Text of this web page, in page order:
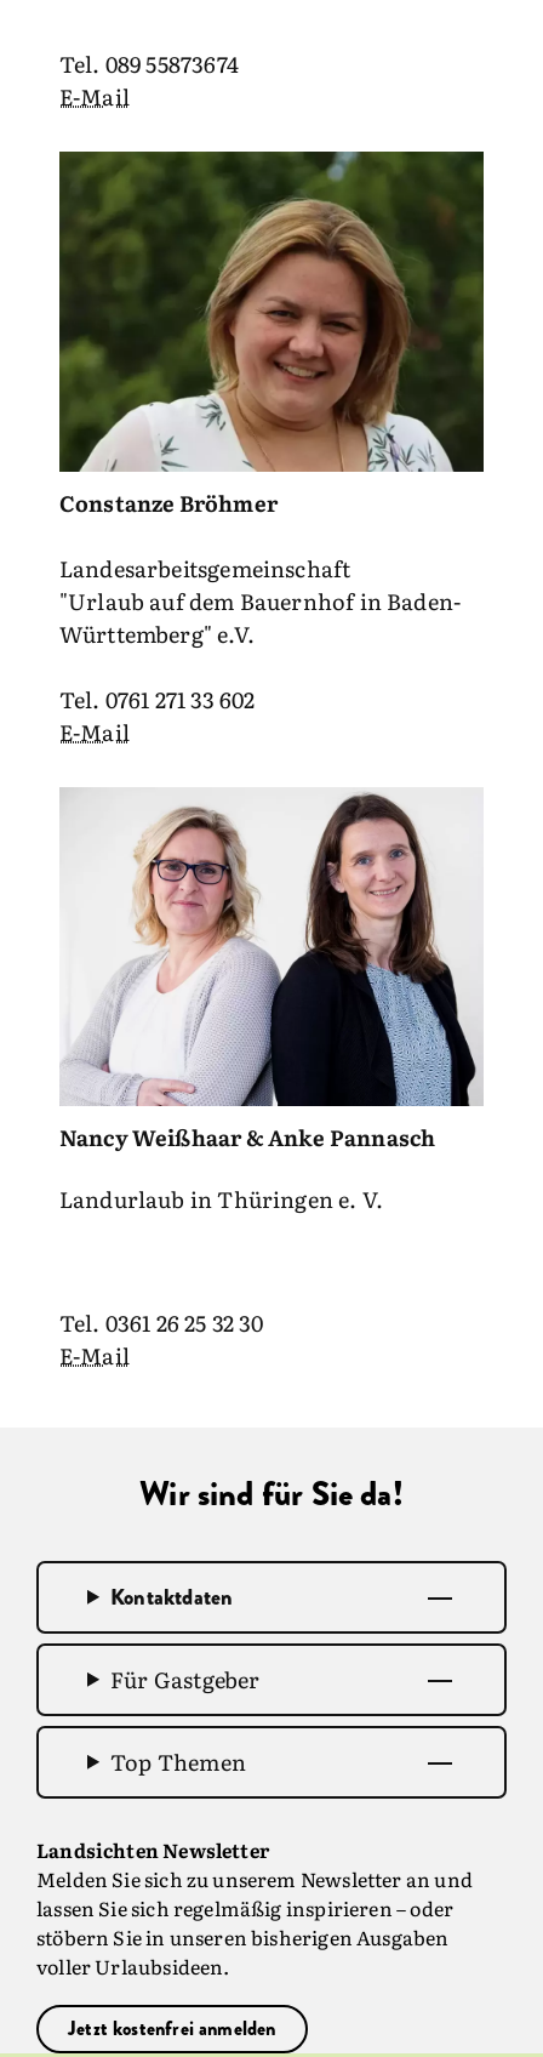
Tel. 089 55873674
E-Mail
Constanze Bröhmer
Landesarbeitsgemeinschaft
"Urlaub auf dem Bauernhof in Baden-
Württemberg" e.V.
Tel. 0761 271 33 602
E-Mail
Nancy Weißhaar & Anke Pannasch
Landurlaub in Thüringen e. V.
Tel. 0361 26 25 32 30
E-Mail
Wir sind für Sie da!
Kontaktdaten
Für Gastgeber
Top Themen
Landsichten Newsletter
Melden Sie sich zu unserem Newsletter an und
lassen Sie sich regelmäßig inspirieren – oder
stöbern Sie in unseren bisherigen Ausgaben
voller Urlaubsideen.
Jetzt kostenfrei anmelden